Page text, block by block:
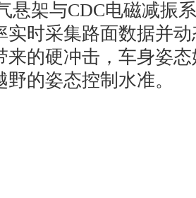
悬架与CDC电磁减振
实时采集路面数据并
来的硬冲击，车身姿
的姿态控制水准。